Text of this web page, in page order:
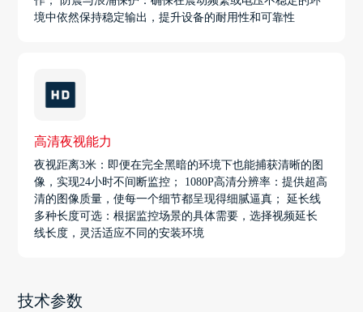
境中依然保持稳定输出，提升设备的耐用性和可靠性
高清夜视能力
夜视距离3米：即便在完全黑暗的环境下也能捕获清晰的图
像，实现24小时不间断监控； 1080P高清分辨率：提供超高
清的图像质量，使每一个细节都呈现得细腻逼真； 延长线
多种长度可选：根据监控场景的具体需要，选择视频延长
线长度，灵活适应不同的安装环境
技术参数